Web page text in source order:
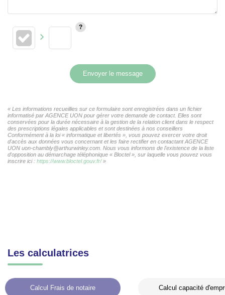
Envoyer le message
« Les informations recueillies sur ce formulaire sont enregistrées dans un fichier
informatisé par AGENCE UON pour gérer votre demande de contact. Elles sont
conservées pour la durée nécessaire à la gestion de la relation client dans le respect
des prescriptions légales applicables et sont destinées à nos conseillers
Conformément à la loi « informatique et libertés », vous pouvez exercer votre droit
d'accès aux données vous concernant et les faire rectifier en contactant AGENCE
UON uon-chambly@arthurwinley.com. Nous vous informons de l'existence de la liste
d'opposition au démarchage téléphonique « Bloctel », sur laquelle vous pouvez vous
inscrire ici : https://www.bloctel.gouv.fr/»
Les calculatrices
Calcul Frais de notaire Calcul capacité